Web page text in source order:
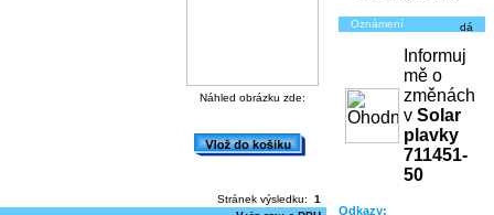
Náhled obrázku zde:
Stránek výsledku: 1
Oznámení
Informuj
mě o
změnách
v Solar
plavky
711451-
50
Odkazy: